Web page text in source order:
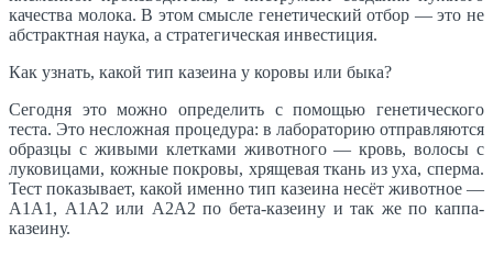
качества молока. В этом смысле генетический отбор — это не
абстрактная наука, а стратегическая инвестиция.
Как узнать, какой тип казеина у коровы или быка?
Сегодня это можно определить с помощью генетического
теста. Это несложная процедура: в лабораторию отправляются
образцы с живыми клетками животного — кровь, волосы с
луковицами, кожные покровы, хрящевая ткань из уха, сперма.
Тест показывает, какой именно тип казеина несёт животное —
А1А1, А1А2 или А2А2 по бета-казеину и так же по каппа-
казеину.